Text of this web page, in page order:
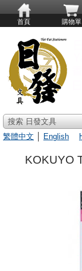
首頁 購物單
搜索 日發文具
繁體中文
English
KOKUYO